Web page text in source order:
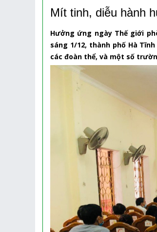
Mít tinh, diễu hành
Hưởng ứng ngày Thế giới
sáng 1/12, thành phố Hà
các đoàn thể, và một số